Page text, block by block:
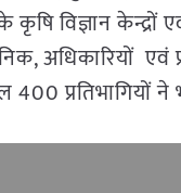
कृषि विज्ञान केन्द्रों
अधिकारियों एवं
प्रतिभागियों ने